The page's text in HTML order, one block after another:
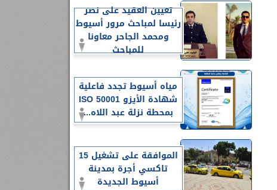
تعيين العقيد على نصر
رئيسا لمباحث مرور أسيوط
ومحمد الجاحر معاونا
للمباحث
مياه أسيوط تجدد فاعلية
شهادة الأيزو ISO 50001
بمحطة نزلة عبد اللاه...
الموافقة على تشغيل 15
تاكسي أجرة بمدينة
أسيوط الجديدة